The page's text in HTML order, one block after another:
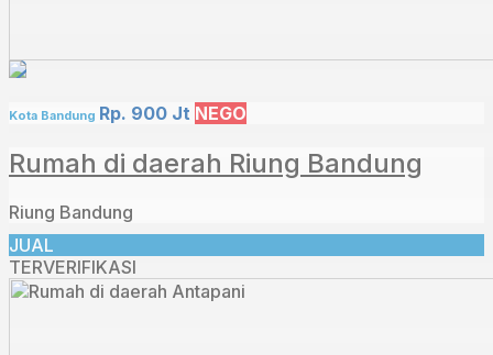
Kota Bandung Rp. 900 Jt NEGO
Rumah di daerah Riung Bandung
Riung Bandung
JUAL
TERVERIFIKASI